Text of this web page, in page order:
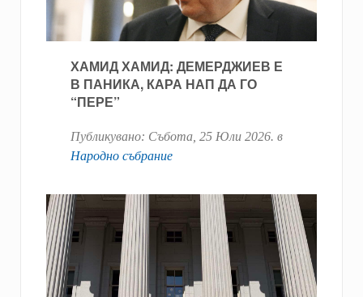
ХАМИД ХАМИД: ДЕМЕРДЖИЕВ Е
В ПАНИКА, КАРА НАП ДА ГО
“ПЕРЕ”
Публикувано: Събота, 25 Юли 2026. в
Народно събрание